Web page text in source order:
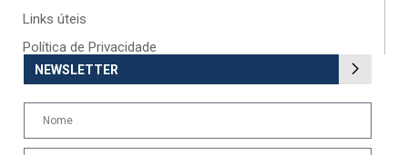
Links úteis
Política de Privacidade
NEWSLETTER